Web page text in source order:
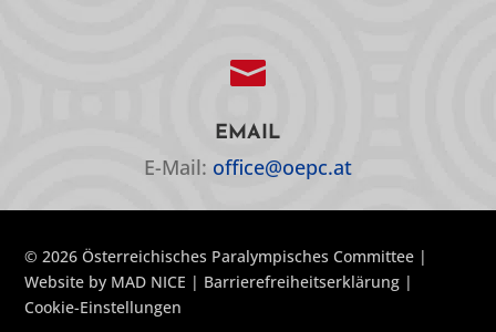

EMAIL
E-Mail: office@oepc.at
© 2026 Österreichisches Paralympisches Committee |
Website by MAD NICE | Barrierefreiheitserklärung |
Cookie-Einstellungen